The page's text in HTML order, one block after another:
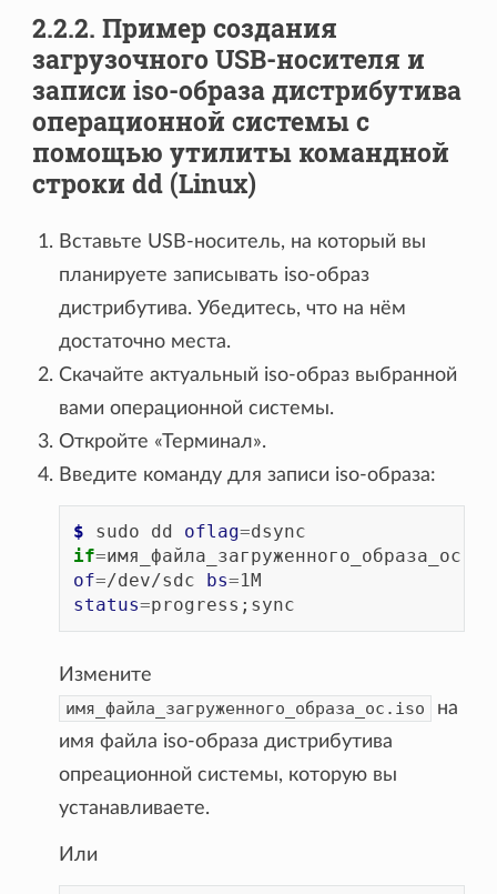
2.2.2. Пример создания
загрузочного USB-носителя и
записи iso-образа дистрибутива
операционной системы с
помощью утилиты командной
строки dd (Linux)
Вставьте USB-носитель, на который вы
планируете записывать iso-образ
дистрибутива. Убедитесь, что на нём
достаточно места.
Скачайте актуальный iso-образ выбранной
вами операционной системы.
Откройте «Терминал».
Введите команду для записи iso-образа:
$ sudo dd oflag=dsync
if=
of=/dev/sdc bs=1M
status=progress ;
Измените
имя_файла_загруженного_образа_ос.iso
на
имя файла iso-образа дистрибутива
опреационной системы, которую вы
устанавливаете.
Или